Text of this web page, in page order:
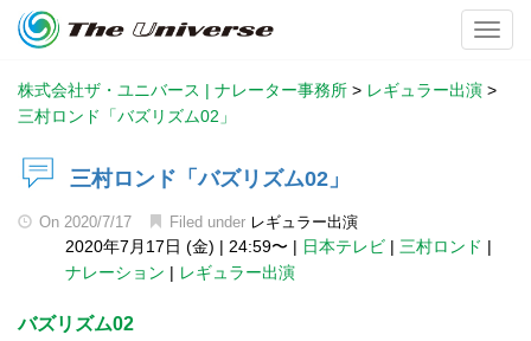
株式会社ザ・ユニバース | ナレーター事務所 > レギュラー出演 >
三村ロンド「バズリズム02」
三村ロンド「バズリズム02」
On 2020/7/17 Filed under レギュラー出演
2020年7月17日 (金) | 24:59〜 | 日本テレビ | 三村ロンド |
ナレーション | レギュラー出演
バズリズム02